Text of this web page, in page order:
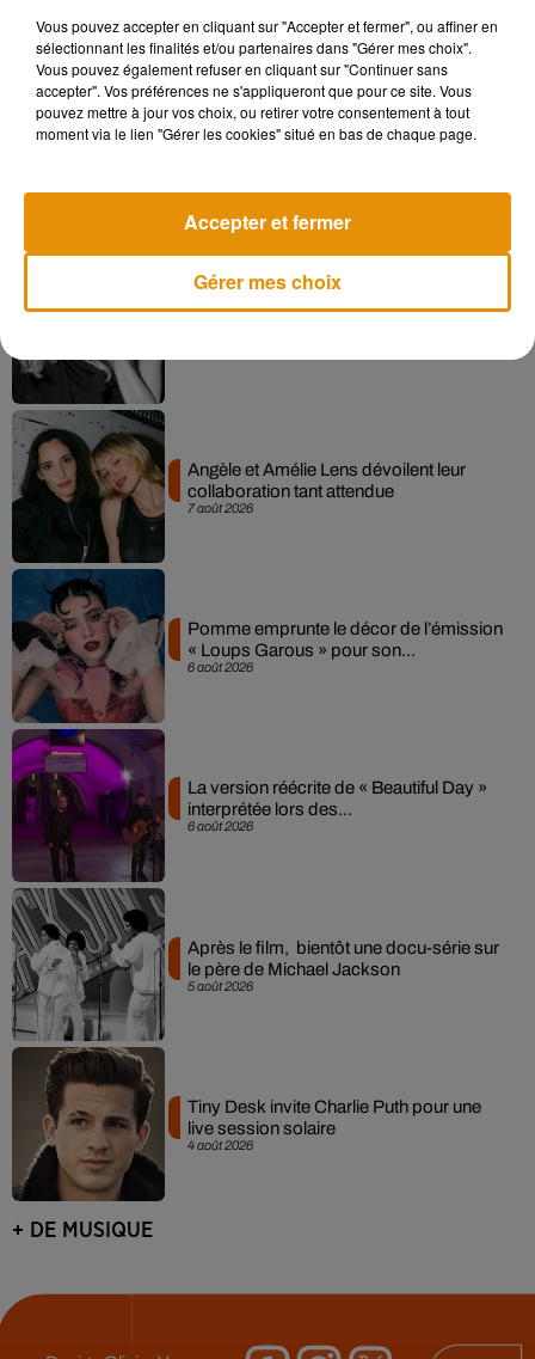
Ce jeudi 5 décembre, un rassemblement est programmé à
Angers, Cholet, Saumur et Segré dans le Maine-et-Loire.
Des propos recueillis par Annie Guinhut.
Madonna sort enfin le remix de « Love
7 août 2026
Angèle et Amélie Lens dévoilent leur
collaboration tant attendue
6 août 2026
Pomme emprunte le décor de l’émission
« Loups Garous » pour son...
6 août 2026
La version réécrite de « Beautiful Day »
interprétée lors des...
5 août 2026
Après le film, bientôt une docu-série sur
le père de Michael Jackson
4 août 2026
Tiny Desk invite Charlie Puth pour une
live session solaire
+ DE MUSIQUE
Vous pouvez accepter en cliquant sur "Accepter et fermer", ou affiner en
sélectionnant les finalités et/ou partenaires dans "Gérer mes choix".
Vous pouvez également refuser en cliquant sur "Continuer sans
accepter". Vos préférences ne s'appliqueront que pour ce site. Vous
pouvez mettre à jour vos choix, ou retirer votre consentement à tout
moment via le lien "Gérer les cookies" situé en bas de chaque page.
Gérer mes choix
Accepter et fermer